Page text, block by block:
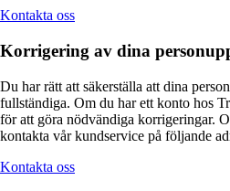
Kontakta oss
Korrigering av dina
Du har rätt att säkerställa att dina
fullständiga. Om du har ett konto hos
för att göra nödvändiga korrigeringar.
kontakta vår kundservice på följande
Kontakta oss